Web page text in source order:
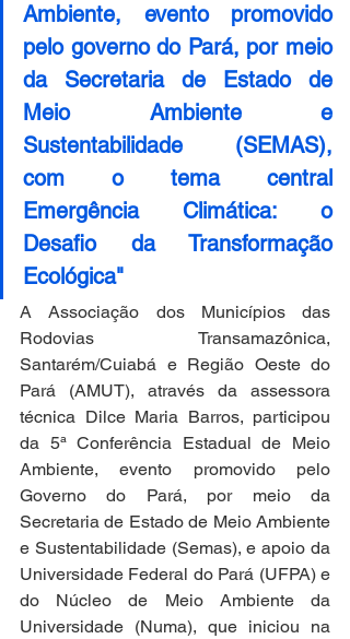
Ambiente, evento promovido
pelo governo do Pará, por meio
da Secretaria de Estado de
Meio Ambiente e
Sustentabilidade (SEMAS),
com o tema central
Emergência Climática: o
Desafio da Transformação
Ecológica"
A Associação dos Municípios das
Rodovias Transamazônica,
Santarém/Cuiabá e Região Oeste do
Pará (AMUT), através da assessora
técnica Dilce Maria Barros, participou
da 5ª Conferência Estadual de Meio
Ambiente, evento promovido pelo
Governo do Pará, por meio da
Secretaria de Estado de Meio Ambiente
e Sustentabilidade (Semas), e apoio da
Universidade Federal do Pará (UFPA) e
do Núcleo de Meio Ambiente da
Universidade (Numa), que iniciou na